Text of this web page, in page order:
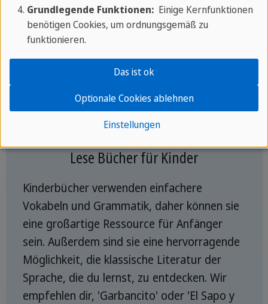
Genre oder Typen von Romanen zu wählen:
Liebesromane, Science Fiction, Abenteuer,
Fantasy, historische Romane, realistische
Romane, Horror, psychologische Romane,
Lese Bücher für Kinder
Kinderbücher verwenden einfachere
Vokabeln und Grammatik, daher können sie
eine großartige Ressource für Anfänger
sein. Außerdem sind sie eine hervorragende
Möglichkeit, die klassische Literatur der
Sprache, die du lernst, zu entdecken. Wir
empfehlen dir, 'Garbancito' oder 'El Sapo y
Grundlegende Funktionen:Einige Kernfunktionen
benötigen Cookies, um ordnungsgemäß zu
funktionieren.
Einstellungen
Optionale Cookies ablehnen
Das ist ok